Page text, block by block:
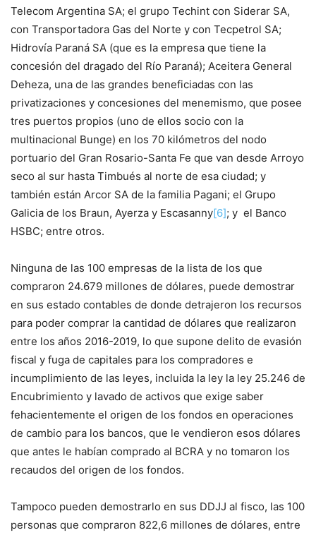
Telecom Argentina SA; el grupo Techint con Siderar SA,
con Transportadora Gas del Norte y con Tecpetrol SA;
Hidrovía Paraná SA (que es la empresa que tiene la
concesión del dragado del Río Paraná); Aceitera General
Deheza, una de las grandes beneficiadas con las
privatizaciones y concesiones del menemismo, que posee
tres puertos propios (uno de ellos socio con la
multinacional Bunge) en los 70 kilómetros del nodo
portuario del Gran Rosario-Santa Fe que van desde Arroyo
seco al sur hasta Timbués al norte de esa ciudad; y
también están Arcor SA de la familia Pagani; el Grupo
Galicia de los Braun, Ayerza y Escasanny[6]; y el Banco
HSBC; entre otros.
Ninguna de las 100 empresas de la lista de los que
compraron 24.679 millones de dólares, puede demostrar
en sus estado contables de donde detrajeron los recursos
para poder comprar la cantidad de dólares que realizaron
entre los años 2016-2019, lo que supone delito de evasión
fiscal y fuga de capitales para los compradores e
incumplimiento de las leyes, incluida la ley la ley 25.246 de
Encubrimiento y lavado de activos que exige saber
fehacientemente el origen de los fondos en operaciones
de cambio para los bancos, que le vendieron esos dólares
que antes le habían comprado al BCRA y no tomaron los
recaudos del origen de los fondos.
Tampoco pueden demostrarlo en sus DDJJ al fisco, las 100
personas que compraron 822,6 millones de dólares, entre